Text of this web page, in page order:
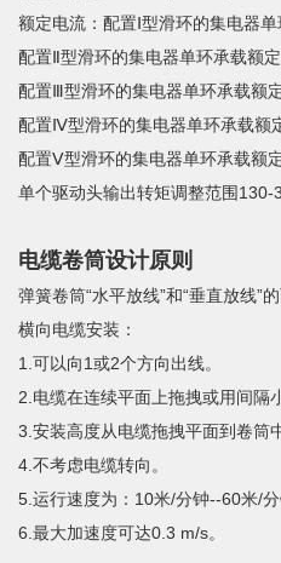
额定电流：配置Ⅰ型滑环的集电器
配置Ⅱ型滑环的集电器单环承载额定
配置Ⅲ型滑环的集电器单环承载额
配置Ⅳ型滑环的集电器单环承载额
配置Ⅴ型滑环的集电器单环承载额
单个驱动头输出转矩调整范围130-
电缆卷筒设计原则
弹簧卷筒“水平放线”和“垂直放线”
横向电缆安装：
1.可以向1或2个方向出线。
2.电缆在连续平面上拖拽或用间隔
3.安装高度从电缆拖拽平面到卷筒
4.不考虑电缆转向。
5.运行速度为：10米/分钟--60米/分
6.最大加速度可达0.3 m/s。